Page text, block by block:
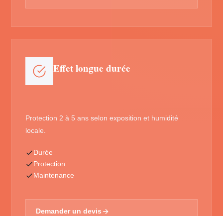
Effet longue durée
Protection 2 à 5 ans selon exposition et humidité
locale.
Durée
Protection
Maintenance
Demander un devis